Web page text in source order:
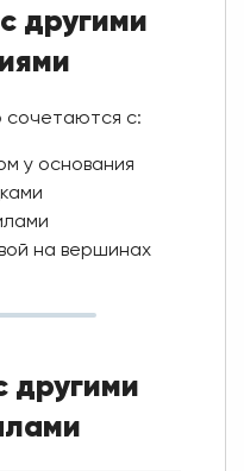
другими
сочетаются с:
у основания
на вершинах
другими